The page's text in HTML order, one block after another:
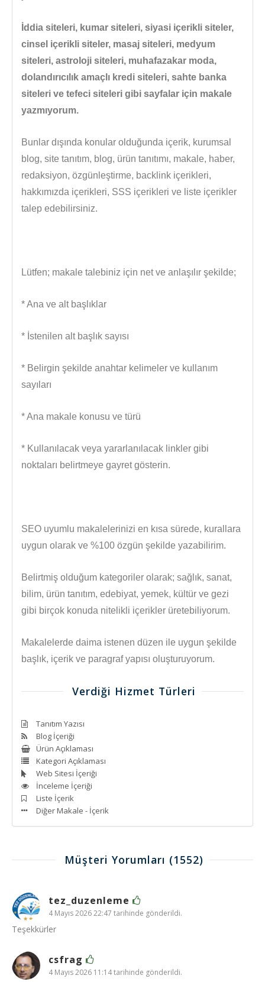
İddia siteleri, kumar siteleri, siyasi içerikli siteler,
cinsel içerikli siteler, masaj siteleri, medyum
siteleri, astroloji siteleri, muhafazakar moda,
dolandırıcılık amaçlı kredi siteleri, sahte banka
siteleri ve tefeci siteleri gibi sayfalar için makale
yazmıyorum.
Bunlar dışında konular olduğunda içerik, kurumsal
blog, site tanıtım, blog, ürün tanıtımı, makale, haber,
redaksiyon, özgünleştirme, backlink içerikleri,
hakkımızda içerikleri, SSS içerikleri ve liste içerikler
talep edebilirsiniz.
Lütfen; makale talebiniz için net ve anlaşılır şekilde;
* Ana ve alt başlıklar
* İstenilen alt başlık sayısı
* Belirgin şekilde anahtar kelimeler ve kullanım
sayıları
* Ana makale konusu ve türü
* Kullanılacak veya yararlanılacak linkler gibi
noktaları belirtmeye gayret gösterin.
SEO uyumlu makalelerinizi en kısa sürede, kurallara
uygun olarak ve %100 özgün şekilde yazabilirim.
Belirtmiş olduğum kategoriler olarak; sağlık, sanat,
bilim, ürün tanıtım, edebiyat, yemek, kültür ve gezi
gibi birçok konuda nitelikli içerikler üretebiliyorum.
Makalelerde daima istenen düzen ile uygun şekilde
başlık, içerik ve paragraf yapısı oluşturuyorum.
Verdiği Hizmet Türleri
Tanıtım Yazısı
Blog İçeriği
Ürün Açıklaması
Kategori Açıklaması
Web Sitesi İçeriği
İnceleme İçeriği
Liste İçerik
Diğer Makale - İçerik
Müşteri Yorumları (1552)
tez_duzenleme
4 Mayıs 2026 22:47 tarihinde gönderildi.
Teşekkürler
csfrag
4 Mayıs 2026 11:14 tarihinde gönderildi.